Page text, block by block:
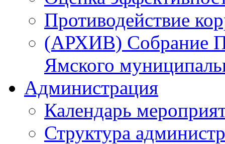
Противодействие
(АРХИВ) Собрание
Ямского
Администрация
Календарь
Структура